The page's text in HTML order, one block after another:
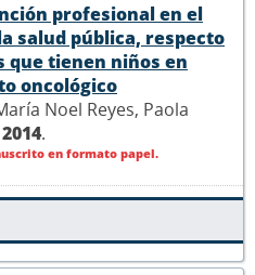
profesional en el
salud pública, respecto
que tienen niños en
oncológico
Noel Reyes, Paola
2014.
en formato papel.